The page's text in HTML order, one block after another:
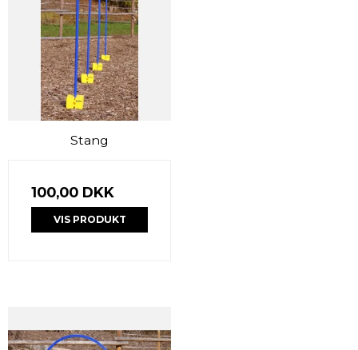
Stang
100,00 DKK
VIS PRODUKT